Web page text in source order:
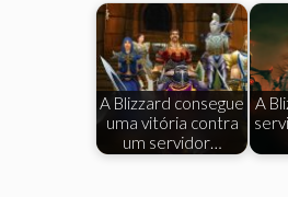
A Blizzard consegue
uma vitória contra
um servidor…
A